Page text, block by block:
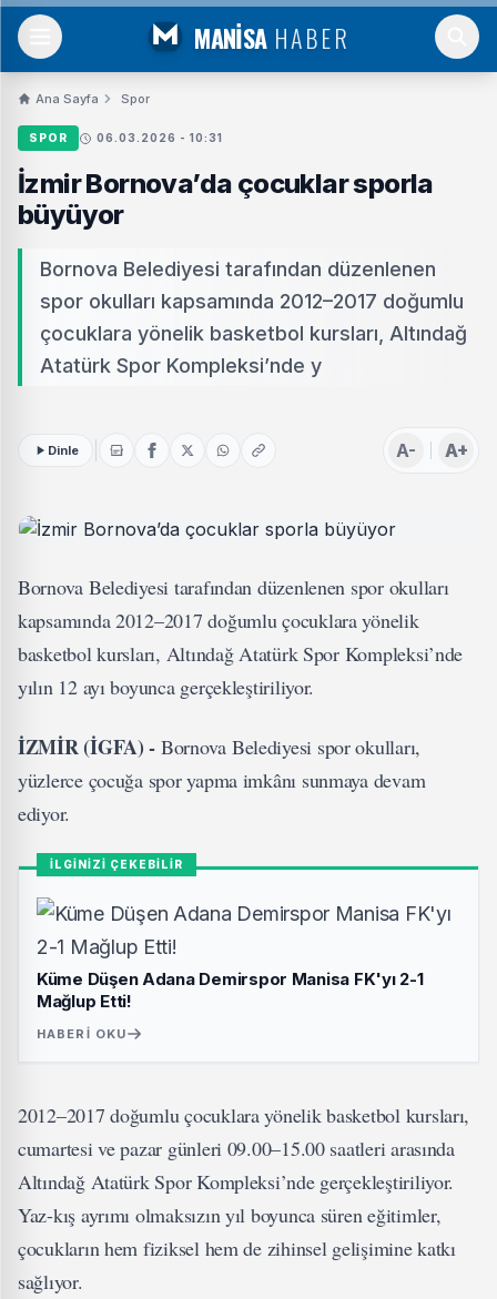
MANİSA HABER
Ana Sayfa Spor
SPOR 06.03.2026 - 10:31
İzmir Bornova’da çocuklar sporla
büyüyor
Bornova Belediyesi tarafından düzenlenen
spor okulları kapsamında 2012–2017 doğumlu
çocuklara yönelik basketbol kursları, Altındağ
Atatürk Spor Kompleksi’nde y
Dinle A- A+
Bornova Belediyesi tarafından düzenlenen spor okulları
kapsamında 2012–2017 doğumlu çocuklara yönelik
basketbol kursları, Altındağ Atatürk Spor Kompleksi’nde
yılın 12 ayı boyunca gerçekleştiriliyor.
İZMİR (İGFA) - Bornova Belediyesi spor okulları,
yüzlerce çocuğa spor yapma imkânı sunmaya devam
ediyor.
İLGİNİZİ ÇEKEBİLİR
Küme Düşen Adana Demirspor Manisa FK'yı 2-1
Mağlup Etti!
HABERI OKU
2012–2017 doğumlu çocuklara yönelik basketbol kursları,
cumartesi ve pazar günleri 09.00–15.00 saatleri arasında
Altındağ Atatürk Spor Kompleksi’nde gerçekleştiriliyor.
Yaz-kış ayrımı olmaksızın yıl boyunca süren eğitimler,
çocukların hem fiziksel hem de zihinsel gelişimine katkı
sağlıyor.